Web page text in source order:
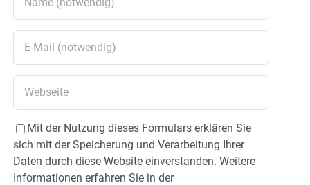
Mit der Nutzung dieses Formulars erklären Sie
sich mit der Speicherung und Verarbeitung Ihrer
Daten durch diese Website einverstanden. Weitere
Informationen erfahren Sie in der